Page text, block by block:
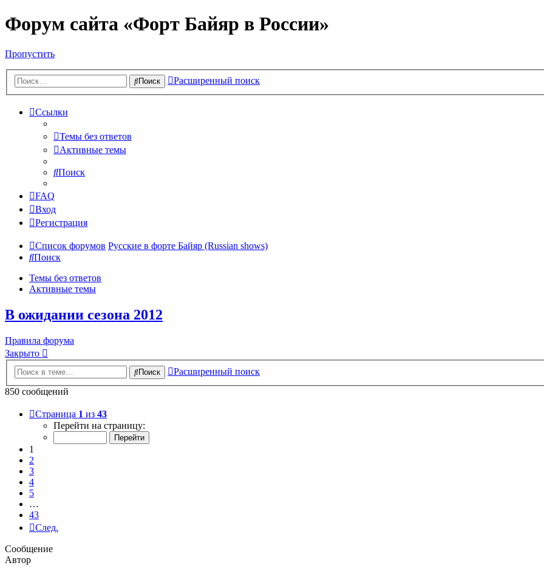
Форум сайта «Форт Байяр в России»
Пропустить
Поиск Расширенный поиск
Ссылки
Темы без ответов
Активные темы
Поиск
FAQ
Вход
Регистрация
Список форумов Русские в форте Байяр (Russian shows)
Поиск
Темы без ответов
Активные темы
В ожидании сезона 2012
Правила форума
Закрыто
Поиск
Расширенный поиск
850 сообщений
Страница 1 из 43
Перейти на страницу:
1
2
3
4
5
…
43
След.
Сообщение
Автор